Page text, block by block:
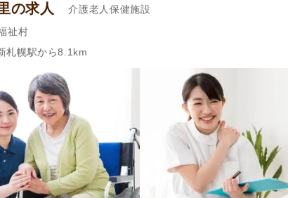
の求人 介護老人保健施設
祉村
札幌駅から8.1km